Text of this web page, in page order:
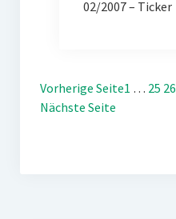
02/2007 – Ticker
Vorherige Seite1 … 25 26
Nächste Seite